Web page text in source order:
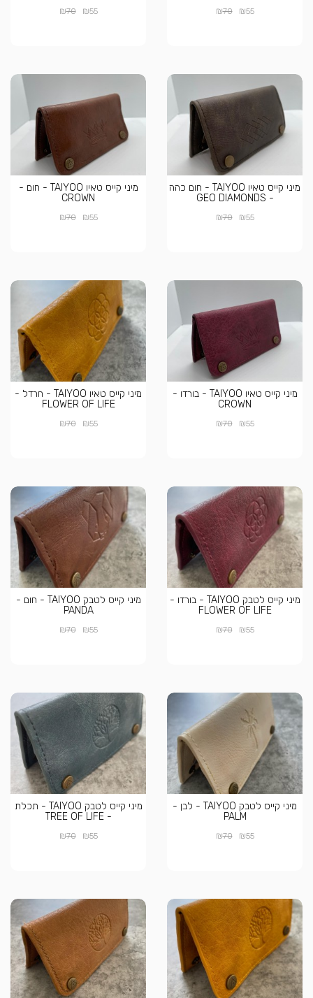
₪55
₪70
₪55
₪70
מיני קייס טאיו TAIYOO - חום כהה
- GEO DIAMONDS
₪55
₪70
מיני קייס טאיו TAIYOO - חום -
CROWN
₪55
₪70
מיני קייס טאיו TAIYOO - בורדו -
CROWN
₪55
₪70
מיני קייס טאיו TAIYOO - חרדל -
FLOWER OF LIFE
₪55
₪70
מיני קייס לטבק TAIYOO - בורדו -
FLOWER OF LIFE
₪55
₪70
מיני קייס לטבק TAIYOO - חום -
PANDA
₪55
₪70
מיני קייס לטבק TAIYOO - לבן -
PALM
₪55
₪70
מיני קייס לטבק TAIYOO - תכלת
- TREE OF LIFE
₪55
₪70